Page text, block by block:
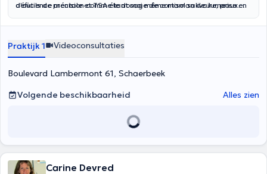
d'outils de précision comme le dosage de cortisol salivaire, prise en
déficience mentale et TSA étant moi même maman de Jumeaux
avec enfants porteurs de handicap.
Praktijk 1 Videoconsultaties
Boulevard Lambermont 61, Schaerbeek
Volgende beschikbaarheid
Alles zien
Carine Devred